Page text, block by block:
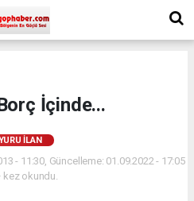
İçinde...
İLAN
- 11:30, Güncelleme: 01.09.2022 - 17:05
kez okundu.